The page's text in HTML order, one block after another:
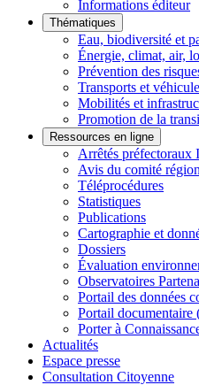
Informations éditeur
Thématiques
Eau, biodiversité et
Énergie, climat, air,
Prévention des
Transports et
Mobilités et
Promotion de la
Ressources en ligne
Arrêtés préfectoraux
Avis du comité
Téléprocédures
Statistiques
Publications
Cartographie et
Dossiers
Évaluation
Observatoires
Portail des données
Portail documentaire
Porter à
Actualités
Espace presse
Consultation Citoyenne